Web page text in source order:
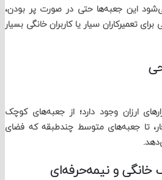
جعبه‌ها حتی در صورت پر بودن،
سیار یا کاربران خانگی بسیار
وجود دارد؛ از جعبه‌های کوچک
متوسط چندطبقه که فضای
و نیمه‌حرفه‌ای